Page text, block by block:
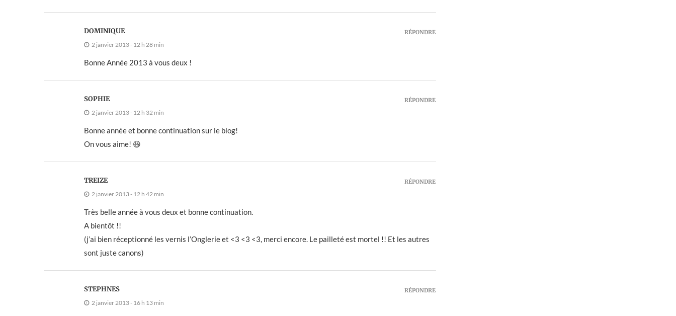
DOMINIQUE
2 janvier 2013 - 12 h 28 min
Bonne Année 2013 à vous deux !
RÉPONDRE
SOPHIE
2 janvier 2013 - 12 h 32 min
Bonne année et bonne continuation sur le blog!
On vous aime! 😆
RÉPONDRE
TREIZE
2 janvier 2013 - 12 h 42 min
Très belle année à vous deux et bonne continuation.
A bientôt !!
(j’ai bien réceptionné les vernis l’Onglerie et <3 <3 <3, merci encore. Le pailleté est mortel !! Et les autres
sont juste canons)
RÉPONDRE
STEPHNES
2 janvier 2013 - 16 h 13 min
RÉPONDRE